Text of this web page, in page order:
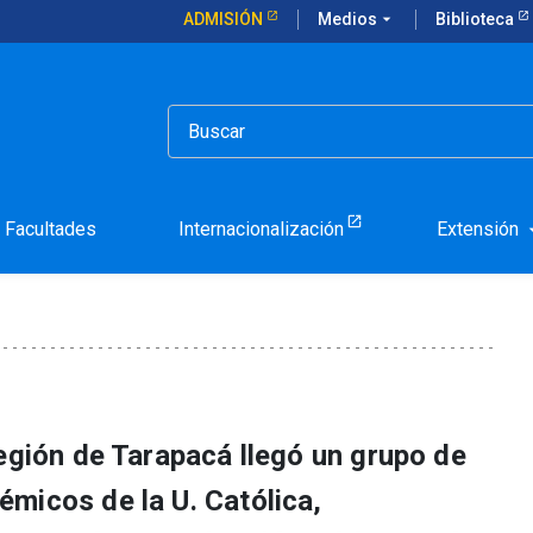
ADMISIÓN Medios arrow_drop_down Biblioteca
Facultades Internacionalización Extensión
de la Comisión de
de Tarapacá llegó un grupo de
de la U. Católica,